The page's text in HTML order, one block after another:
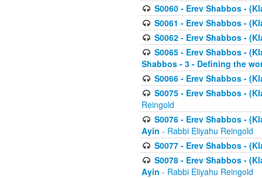
S0060 - Erev Shabbos -
S0061 - Erev Shabbos -
S0062 - Erev Shabbos -
S0065 - Erev Shabbos -
Shabbos - 3 - Defining the
S0066 - Erev Shabbos -
S0075 - Erev Shabbos -
Reingold
S0076 - Erev Shabbos -
Ayin - Rabbi Eliyahu Reingold
S0077 - Erev Shabbos -
S0078 - Erev Shabbos -
Ayin - Rabbi Eliyahu Reingold